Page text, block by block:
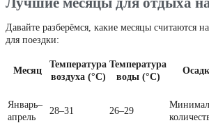
Давайте разберёмся, какие месяцы считаются
для поездки:
Месяц
Температура
воздуха (°C)
Температура
воды (°C)
Январь–
апрель
28–31 26–29